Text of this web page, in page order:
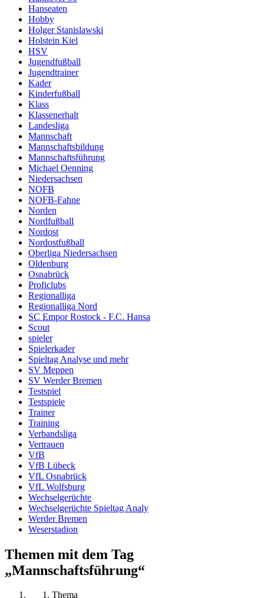
Hanseaten
Hobby
Holger Stanislawski
Holstein Kiel
HSV
Jugendfußball
Jugendtrainer
Kader
Kinderfußball
Klass
Klassenerhalt
Landesliga
Mannschaft
Mannschaftsbildung
Mannschaftsführung
Michael Oenning
Niedersachsen
NOFB
NOFB-Fahne
Norden
Nordfußball
Nordost
Nordostfußball
Oberliga Niedersachsen
Oldenburg
Osnabrück
Proficlubs
Regionalliga
Regionalliga Nord
SC Empor Rostock - F.C. Hansa
Scout
spieler
Spielerkader
Spieltag Analyse und mehr
SV Meppen
SV Werder Bremen
Testspiel
Testspiele
Trainer
Training
Verbandsliga
Vertrauen
VfB
VfB Lübeck
VfL Osnabrück
VfL Wolfsburg
Wechselgerüchte
Wechselgerüchte Spieltag Analy
Werder Bremen
Weserstadion
Themen mit dem Tag
„Mannschaftsführung“
Thema